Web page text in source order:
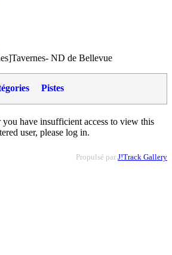
ND de Bellevue
Pistes
have insufficient access to view this
user, please log in.
Propulsé par J!Track Gallery